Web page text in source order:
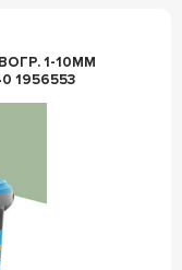
1-10ММ
1956553